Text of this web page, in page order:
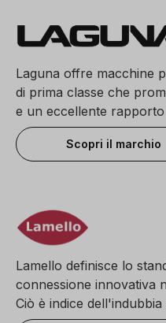
Laguna offre macchine
di prima classe che
e un eccellente
Scopri il marchio
Lamello definisce lo
connessione innovativa
Ciò è indice